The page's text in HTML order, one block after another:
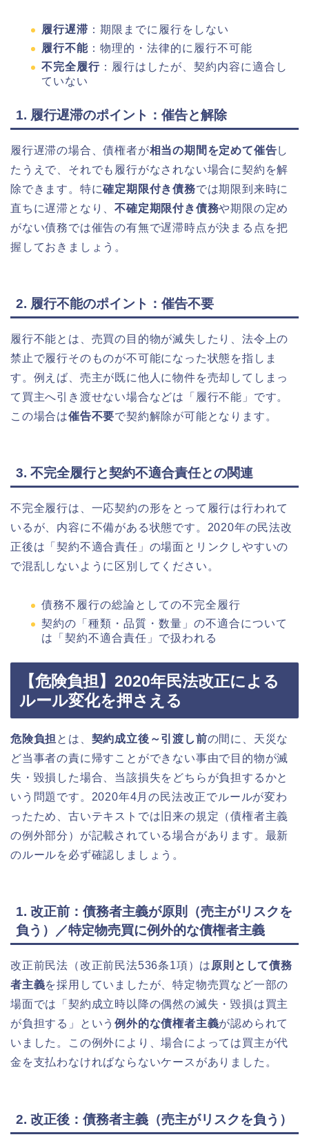
履行遅滞 ：期限までに履行をしない
履行不能 ：物理的・法律的に履行不可能
不完全履行 ：履行はしたが、契約内容に適合し
ていない
1. 履行遅滞のポイント：催告と解除
履行遅滞の場合、債権者が相当の期間を定めて催告し
たうえで、それでも履行がなされない場合に契約を解
除できます。特に確定期限付き債務では期限到来時に
直ちに遅滞となり、不確定期限付き債務や期限の定め
がない債務では催告の有無で遅滞時点が決まる点を把
握しておきましょう。
2. 履行不能のポイント：催告不要
履行不能とは、売買の目的物が滅失したり、法令上の
禁止で履行そのものが不可能になった状態を指しま
す。例えば、売主が既に他人に物件を売却してしまっ
て買主へ引き渡せない場合などは「履行不能」です。
この場合は催告不要で契約解除が可能となります。
3. 不完全履行と契約不適合責任との関連
不完全履行は、一応契約の形をとって履行は行われて
いるが、内容に不備がある状態です。2020年の民法改
正後は「契約不適合責任」の場面とリンクしやすいの
で混乱しないように区別してください。
債務不履行の総論としての不完全履行
契約の「種類・品質・数量」の不適合について
は「契約不適合責任」で扱われる
【危険負担】2020年民法改正による
ルール変化を押さえる
危険負担 とは、 契約成立後～引渡し前の間に、天災な
ど当事者の責に帰すことができない事由で目的物が滅
失・毀損した場合、当該損失をどちらが負担するかと
いう問題です。2020年4月の民法改正でルールが変わ
ったため、古いテキストでは旧来の規定（債権者主義
の例外部分）が記載されている場合があります。最新
のルールを必ず確認しましょう。
1. 改正前：債務者主義が原則（売主がリスクを
負う）／特定物売買に例外的な債権者主義
改正前民法（改正前民法536条1項）は 原則として債務
者主義を採用していましたが、特定物売買など一部の
場面では「契約成立時以降の偶然の滅失・毀損は買主
が負担する」という例外的な債権者主義が認められて
いました。この例外により、場合によっては買主が代
金を支払わなければならないケースがありました。
2. 改正後：債務者主義（売主がリスクを負う）